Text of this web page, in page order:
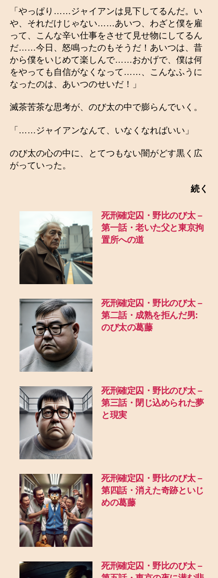
「やっぱり……ジャイアンは見下してるんだ。い
や、それだけじゃない……あいつ、わざと僕を雇
って、こんな辛い仕事をさせて見せ物にしてるん
だ……今日、怒鳴ったのもそうだ！あいつは、昔
から僕をいじめて楽しんで……おかげで、僕は何
をやっても自信がなくなって……、こんなふうに
なったのは、あいつのせいだ！」
滅茶苦茶な思考が、のび太の中で膨らんでいく。
「……ジャイアンなんて、いなくなればいい」
のび太の心の中に、とてつもない闇がどす黒く広
がっていった。
続く
死刑確定囚・野比のび太 –
第一話・老いた父と東京拘
置所への道
死刑確定囚・野比のび太 –
第二話・成熟を拒んだ男:
のび太の葛藤
死刑確定囚・野比のび太 –
第三話・閉じ込められた夢
と現実
死刑確定囚・野比のび太 –
第四話・消えた奇跡といじ
めの葛藤
死刑確定囚・野比のび太 –